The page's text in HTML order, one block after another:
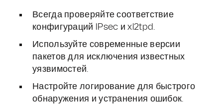
Всегда проверяйте соответствие
конфигураций IPsec и xl2tpd.
Используйте современные версии
пакетов для исключения известных
уязвимостей.
Настройте логирование для быстрого
обнаружения и устранения ошибок.